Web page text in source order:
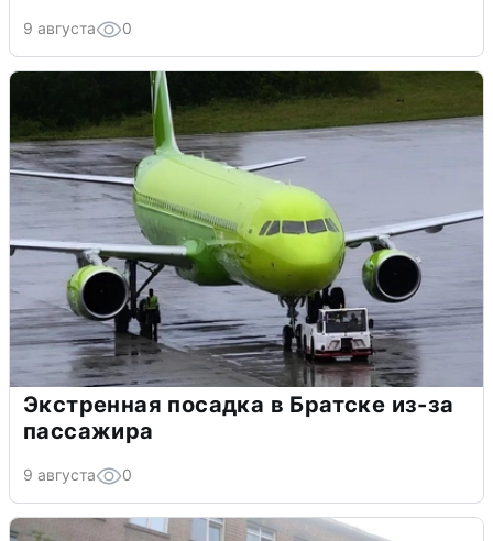
9 августа 0
Экстренная посадка в Братске из-за
пассажира
9 августа 0